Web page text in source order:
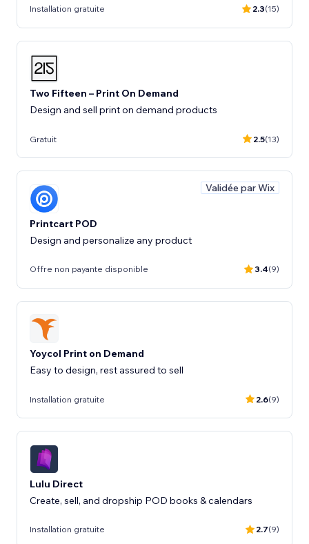
Installation gratuite 2.3(15)
Two Fifteen – Print On Demand
Design and sell print on demand products
Gratuit 2.5(13)
Validée par Wix
Printcart POD
Design and personalize any product
Offre non payante disponible 3.4(9)
Yoycol Print on Demand
Installation gratuite 2.6(9)
Lulu Direct
Create, sell, and dropship POD books & calendars
Installation gratuite 2.7(9)